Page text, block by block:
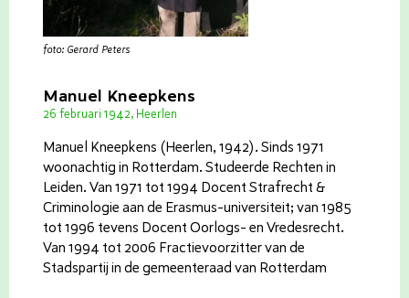
foto: Gerard Peters
Manuel Kneepkens
26 februari 1942, Heerlen
Manuel Kneepkens (Heerlen, 1942). Sinds 1971
woonachtig in Rotterdam. Studeerde Rechten in
Leiden. Van 1971 tot 1994 Docent Strafrecht &
Criminologie aan de Erasmus-universiteit; van 1985
tot 1996 tevens Docent Oorlogs- en Vredesrecht.
Van 1994 tot 2006 Fractievoorzitter van de
Stadspartij in de gemeenteraad van Rotterdam